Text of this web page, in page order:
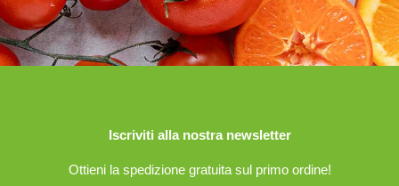
Iscriviti alla nostra newsletter
Ottieni la spedizione gratuita sul primo ordine!